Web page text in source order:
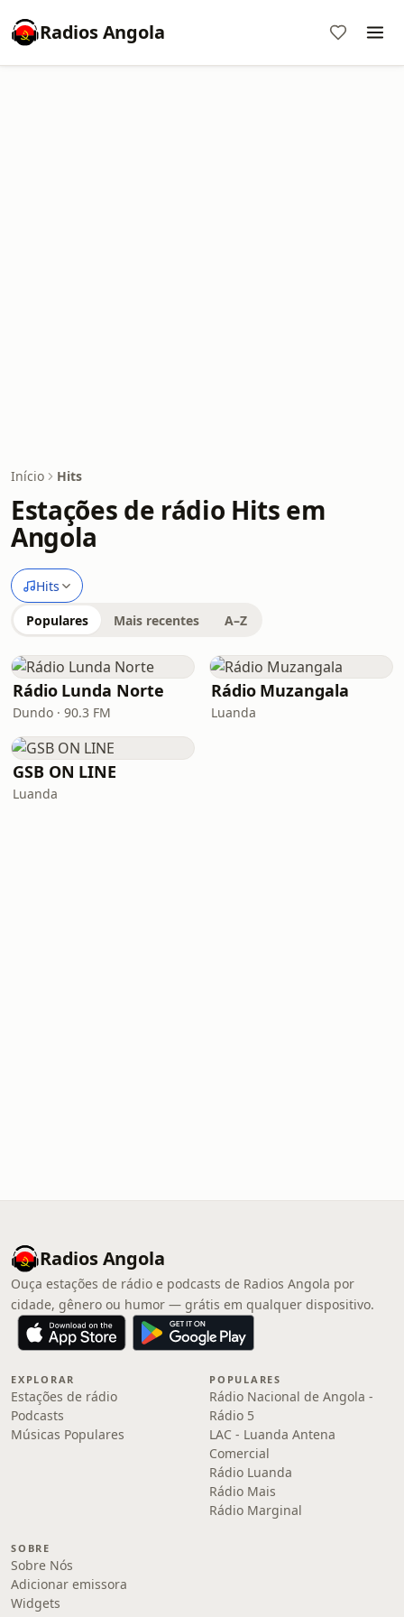
Radios Angola
Início Hits
Estações de rádio Hits em
Angola
Hits
Populares Mais recentes A–Z
Rádio Lunda Norte
Dundo · 90.3 FM
Rádio Muzangala
Luanda
GSB ON LINE
Luanda
Radios Angola
Ouça estações de rádio e podcasts de Radios Angola por
cidade, gênero ou humor — grátis em qualquer dispositivo.
EXPLORAR
Estações de rádio
Podcasts
Músicas Populares
POPULARES
Rádio Nacional de Angola -
Rádio 5
LAC - Luanda Antena
Comercial
Rádio Luanda
Rádio Mais
Rádio Marginal
SOBRE
Sobre Nós
Adicionar emissora
Widgets